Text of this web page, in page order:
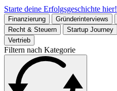
Starte deine Erfolgsgeschichte hier!
Finanzierung Gründerinterviews
Recht & Steuern
Startup Journey
Vertrieb
Filtern nach Kategorie